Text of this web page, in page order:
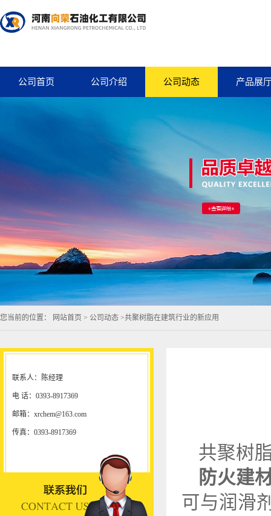
公司首页 公司介绍 公司动态 产品展
您当前的位置： 网站首页 > 公司动态 >共聚树脂在建筑行业的新应用
联系人：陈经理
电 话：0393-8917369
邮箱：xrchem@163.com
传真：0393-8917369
共聚树
防火建
可与润滑